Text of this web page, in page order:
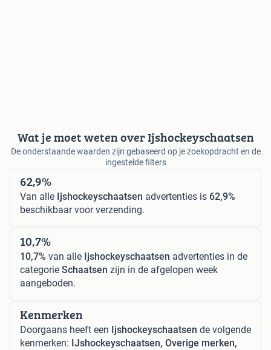
Wat je moet weten over Ijshockeyschaatsen
De onderstaande waarden zijn gebaseerd op je zoekopdracht en de
ingestelde filters
62,9%
Van alle Ijshockeyschaatsen advertenties is 62,9%
beschikbaar voor verzending.
10,7%
10,7% van alle Ijshockeyschaatsen advertenties in de
categorie Schaatsen zijn in de afgelopen week
aangeboden.
Kenmerken
Doorgaans heeft een Ijshockeyschaatsen de volgende
kenmerken: IJshockeyschaatsen, Overige merken,